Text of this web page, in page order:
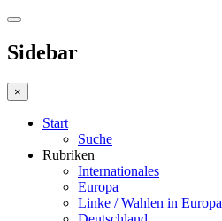
Sidebar
×
Start
Suche
Rubriken
Internationales
Europa
Linke / Wahlen in Europa